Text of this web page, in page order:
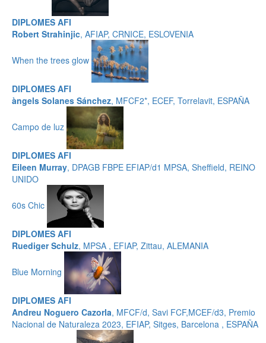
DIPLOMES AFI
Robert Strahinjic, AFIAP, CRNICE, ESLOVENIA
When the trees glow
DIPLOMES AFI
àngels Solanes Sánchez, MFCF2*, ECEF, Torrelavit, ESPAÑA
Campo de luz
DIPLOMES AFI
Eileen Murray, DPAGB FBPE EFIAP/d1 MPSA, Sheffield, REINO
UNIDO
60s Chic
DIPLOMES AFI
Ruediger Schulz, MPSA , EFIAP, Zittau, ALEMANIA
Blue Morning
DIPLOMES AFI
Andreu Noguero Cazorla, MFCF/d, Savi FCF,MCEF/d3, Premio
Nacional de Naturaleza 2023, EFIAP, Sitges, Barcelona , ESPAÑA